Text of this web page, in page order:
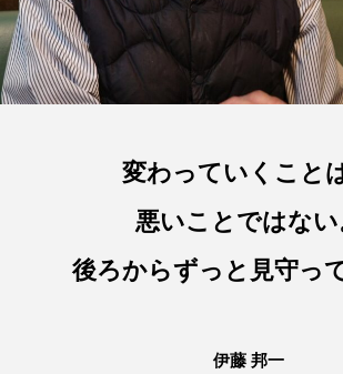
TAG LIST タグ一覧
うどん ここにあったもの
偏愛 公園 公設
北区 千種区 南区 名
東区
変わっていくことは
悪いことではない
後ろからずっと見守っ
伊藤 邦一